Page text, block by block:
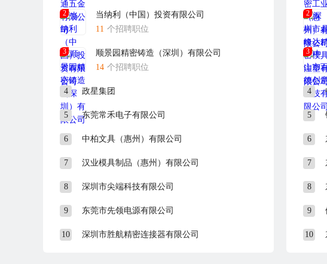
展望未来，华美霖人将继续脚踏实地、志存高远、不忘初心、砥砺前行
到弘扬。
为此愿景，我们努力前行!
2
当纳利（中国）投资有限公司
11 个招聘职位
3
顺景园精密铸造（深圳）有限公司
14 个招聘职位
4 政星集团
5 东莞常禾电子有限公司
6 中柏文具（惠州）有限公司
7 汉业模具制品（惠州）有限公司
8 深圳市尖端科技有限公司
9 东莞市先领电源有限公司
10 深圳市胜航精密连接器有限公司
2
3
4
5
6
7
8
9
10